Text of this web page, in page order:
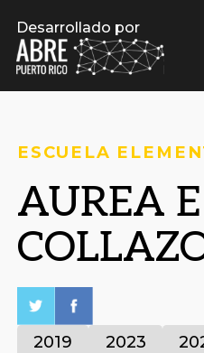
Desarrollado por
ESCUELA
AUREA
2019 2023